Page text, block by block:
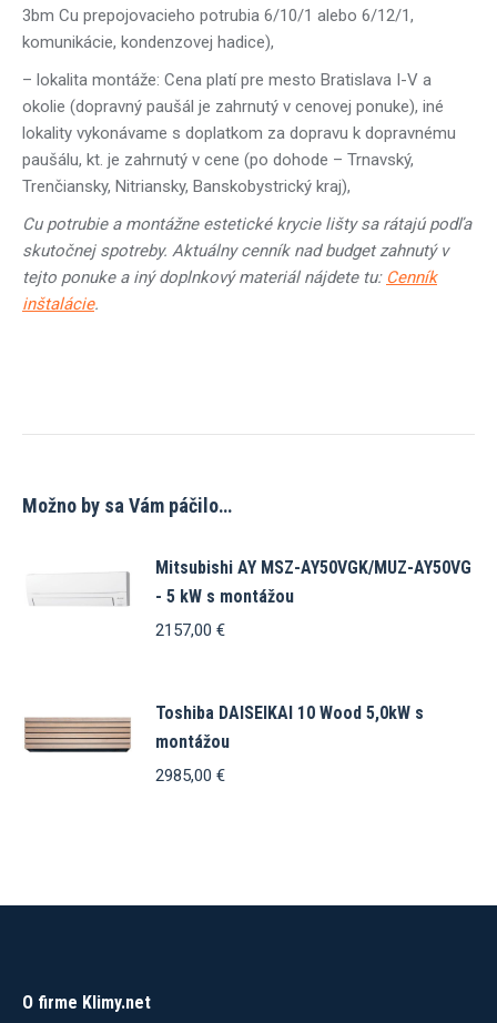
3bm Cu prepojovacieho potrubia 6/10/1 alebo 6/12/1,
komunikácie, kondenzovej hadice),
– lokalita montáže: Cena platí pre mesto Bratislava I-V a
okolie (dopravný paušál je zahrnutý v cenovej ponuke), iné
lokality vykonávame s doplatkom za dopravu k dopravnému
paušálu, kt. je zahrnutý v cene (po dohode – Trnavský,
Trenčiansky, Nitriansky, Banskobystrický kraj),
Cu potrubie a montážne estetické krycie lišty sa rátajú podľa
skutočnej spotreby. Aktuálny cenník nad budget zahnutý v
tejto ponuke a iný doplnkový materiál nájdete tu: Cenník
inštalácie.
Možno by sa Vám páčilo…
Mitsubishi AY MSZ-AY50VGK/MUZ-AY50VG
- 5 kW s montážou
2157,00 €
Toshiba DAISEIKAI 10 Wood 5,0kW s
montážou
2985,00 €
O firme Klimy.net